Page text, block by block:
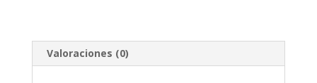
OPCION
Valoraciones (0)